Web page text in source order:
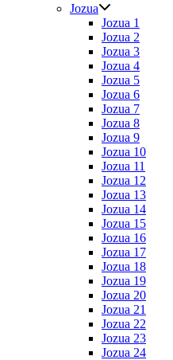
Jozua
Jozua 1
Jozua 2
Jozua 3
Jozua 4
Jozua 5
Jozua 6
Jozua 7
Jozua 8
Jozua 9
Jozua 10
Jozua 11
Jozua 12
Jozua 13
Jozua 14
Jozua 15
Jozua 16
Jozua 17
Jozua 18
Jozua 19
Jozua 20
Jozua 21
Jozua 22
Jozua 23
Jozua 24